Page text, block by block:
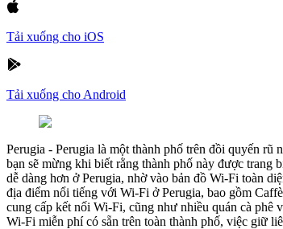
Tải xuống cho iOS
Tải xuống cho Android
Perugia - Perugia là một thành phố trên đồi quyến rũ
bạn sẽ mừng khi biết rằng thành phố này được
dễ dàng hơn ở Perugia, nhờ vào bản đồ Wi-Fi toàn
địa điểm nổi tiếng với Wi-Fi ở Perugia, bao gồm
cung cấp kết nối Wi-Fi, cũng như nhiều quán cà phê
Wi-Fi miễn phí có sẵn trên toàn thành phố, việc giữ